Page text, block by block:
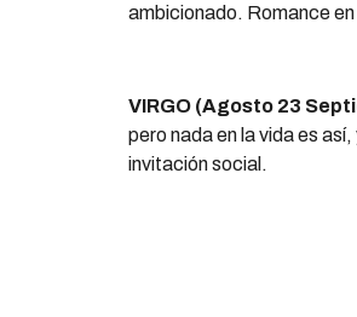
ambicionado. Romance
VIRGO (Agosto 23
pero nada en la vida es
invitación social.